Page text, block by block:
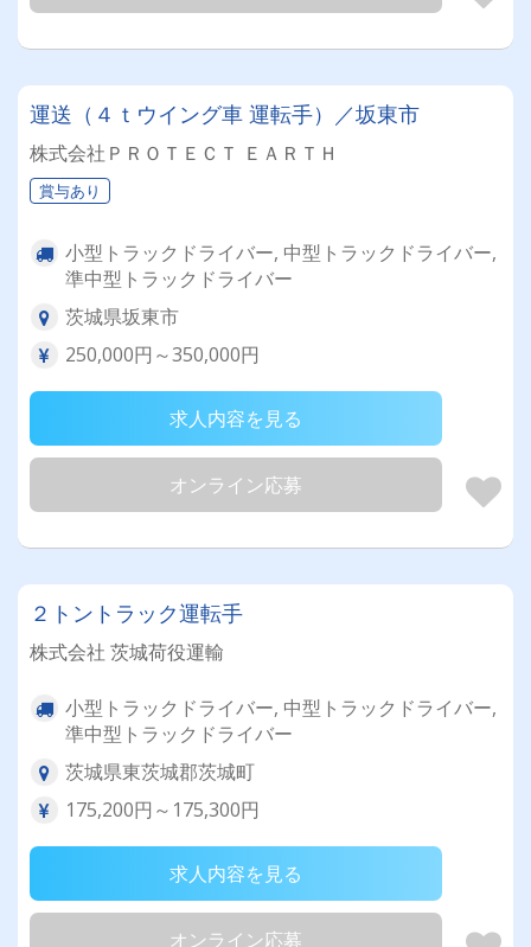
運送（４ｔウイング車 運転手）／坂東市
株式会社ＰＲＯＴＥＣＴ ＥＡＲＴＨ
賞与あり
小型トラックドライバー, 中型トラックドライバー,
準中型トラックドライバー
茨城県坂東市
250,000円～350,000円
求人内容を見る
オンライン応募
２トントラック運転手
株式会社 茨城荷役運輸
小型トラックドライバー, 中型トラックドライバー,
準中型トラックドライバー
茨城県東茨城郡茨城町
175,200円～175,300円
求人内容を見る
オンライン応募